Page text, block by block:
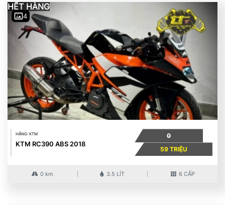
4
HẾT HÀNG
HÃNG: KTM
KTM RC390 ABS 2018
0
59 TRIỆU
0 km 3.5 LÍT 6 CẤP